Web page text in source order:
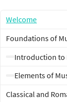
su época
socioculturales
de las melodías
4.Exploración
Welcome
Foundations of
Introduction to
Elements of
Classical and